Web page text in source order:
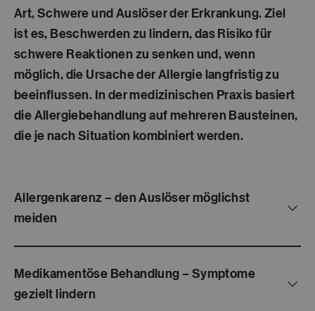
Art, Schwere und Auslöser der Erkrankung. Ziel
ist es, Beschwerden zu lindern, das Risiko für
schwere Reaktionen zu senken und, wenn
möglich, die Ursache der Allergie langfristig zu
beeinflussen. In der medizinischen Praxis basiert
die Allergiebehandlung auf mehreren Bausteinen,
die je nach Situation kombiniert werden.
Allergenkarenz – den Auslöser möglichst
meiden
Medikamentöse Behandlung – Symptome
gezielt lindern